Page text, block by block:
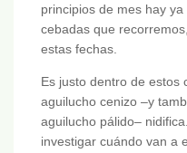
principios de mes hay
cebadas que
estas fechas.
Es justo dentro de estos
aguilucho cenizo –y
aguilucho pálido–
investigar cuándo van a